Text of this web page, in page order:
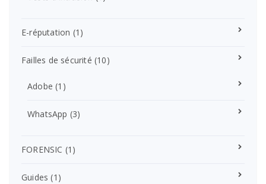
E-réputation (1)
Failles de sécurité (10)
Adobe (1)
WhatsApp (3)
FORENSIC (1)
Guides (1)